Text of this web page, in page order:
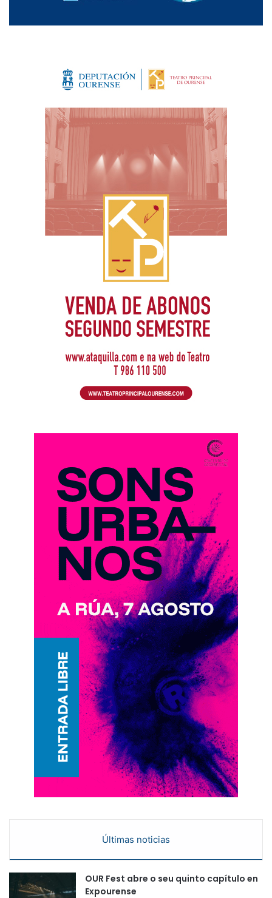
Últimas noticias
OUR Fest abre o seu quinto capítulo en
Expourense